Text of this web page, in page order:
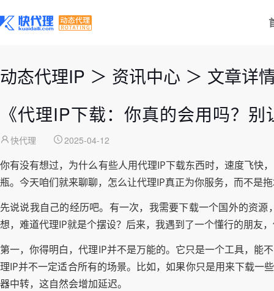
动态代理IP ＞ 资讯中心 ＞ 文章详
《代理IP下载：你真的会用吗？
快代理 2025-04-12
你有没有想过，为什么有些人用代理IP下载东西时，速度飞快
瓶。今天咱们就来聊聊，怎么让代理IP真正为你服务，而不是
先说说我自己的经历吧。有一次，我需要下载一个国外的资
想，难道代理IP就是个摆设？后来，我遇到了一个懂行的朋友
第一，你得明白，代理IP并不是万能的。它只是一个工具，能
理IP并不一定适合所有的场景。比如，如果你只是用来下载一
器中转，这自然会增加延迟。